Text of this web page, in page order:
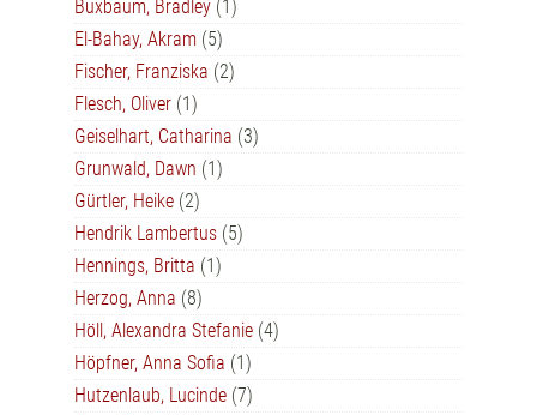
Buxbaum, Bradley (1)
El-Bahay, Akram (5)
Fischer, Franziska (2)
Flesch, Oliver (1)
Geiselhart, Catharina (3)
Grunwald, Dawn (1)
Gürtler, Heike (2)
Hendrik Lambertus (5)
Hennings, Britta (1)
Herzog, Anna (8)
Höll, Alexandra Stefanie (4)
Höpfner, Anna Sofia (1)
Hutzenlaub, Lucinde (7)